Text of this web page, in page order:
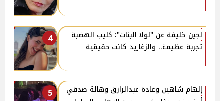
4
لجين خليفة عن "لولا البنات": كليب الهضبة
تجربة عظيمة.. والزغاريد كانت حقيقية
5
إلهام شاهين وغادة عبدالرازق وهالة صدقي